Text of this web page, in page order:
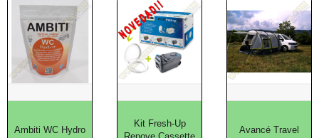
Ambiti WC Hydro
Kit Fresh-Up
Avancé Travel